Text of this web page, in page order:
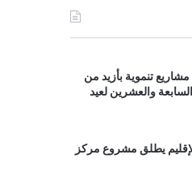
تنموية بأزيد من
السابعة والعشرين لعيد
يطلق مشروع مركز